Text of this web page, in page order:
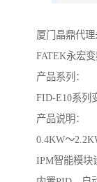
厦门晶鼎代
FATEK永宏
产品系列：
FID-E10系列
产品说明：
0.4KW～
IPM智能模块